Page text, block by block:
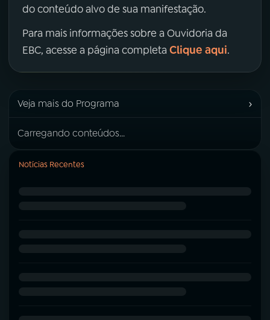
do conteúdo alvo de sua manifestação.
Para mais informações sobre a Ouvidoria da
EBC, acesse a página completa Clique aqui.
Veja mais do Programa ›
Carregando conteúdos...
Notícias Recentes